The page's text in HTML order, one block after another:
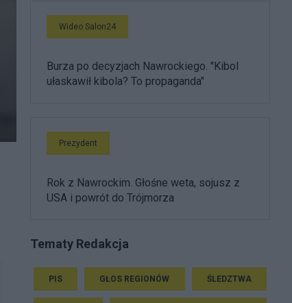
Wideo Salon24
Burza po decyzjach Nawrockiego. "Kibol
ułaskawił kibola? To propaganda"
Prezydent
Rok z Nawrockim. Głośne weta, sojusz z
USA i powrót do Trójmorza
Tematy Redakcja
PIS GŁOS REGIONÓW ŚLEDZTWA